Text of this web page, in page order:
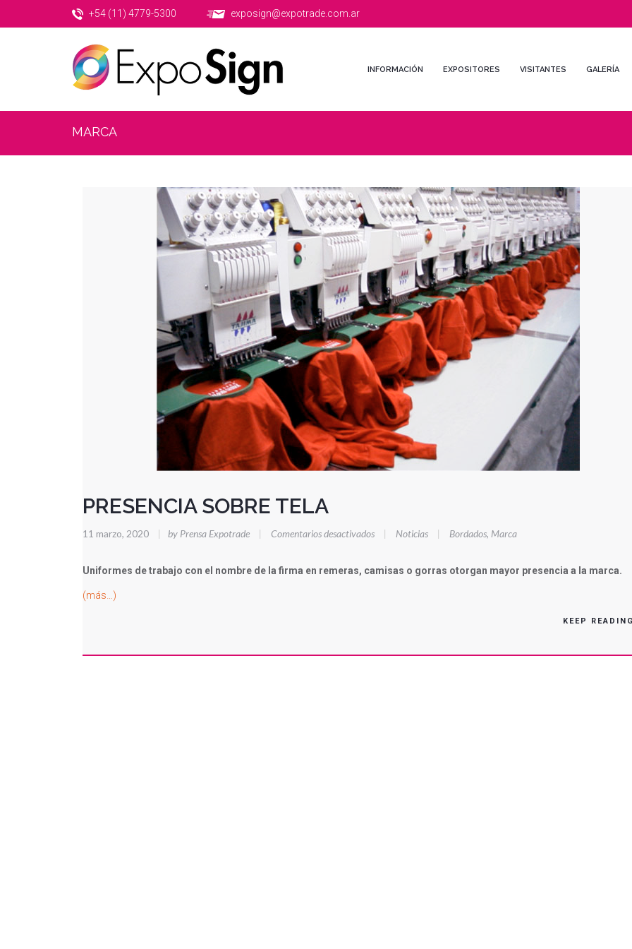
+54 (11) 4779-5300 exposign@expotrade.com.ar
INFORMACIÓN EXPOSITORES VISITANTES GALERÍA
MARCA
PRESENCIA SOBRE TELA
11 marzo, 2020 | by Prensa Expotrade | Comentarios desactivadosen
SOBRE
| Noticias | Bordados, Marca
Uniformes de trabajo con el nombre de la firma en remeras, camisas o gorras otorgan mayor presencia a la marca.
(más…)
KEEP